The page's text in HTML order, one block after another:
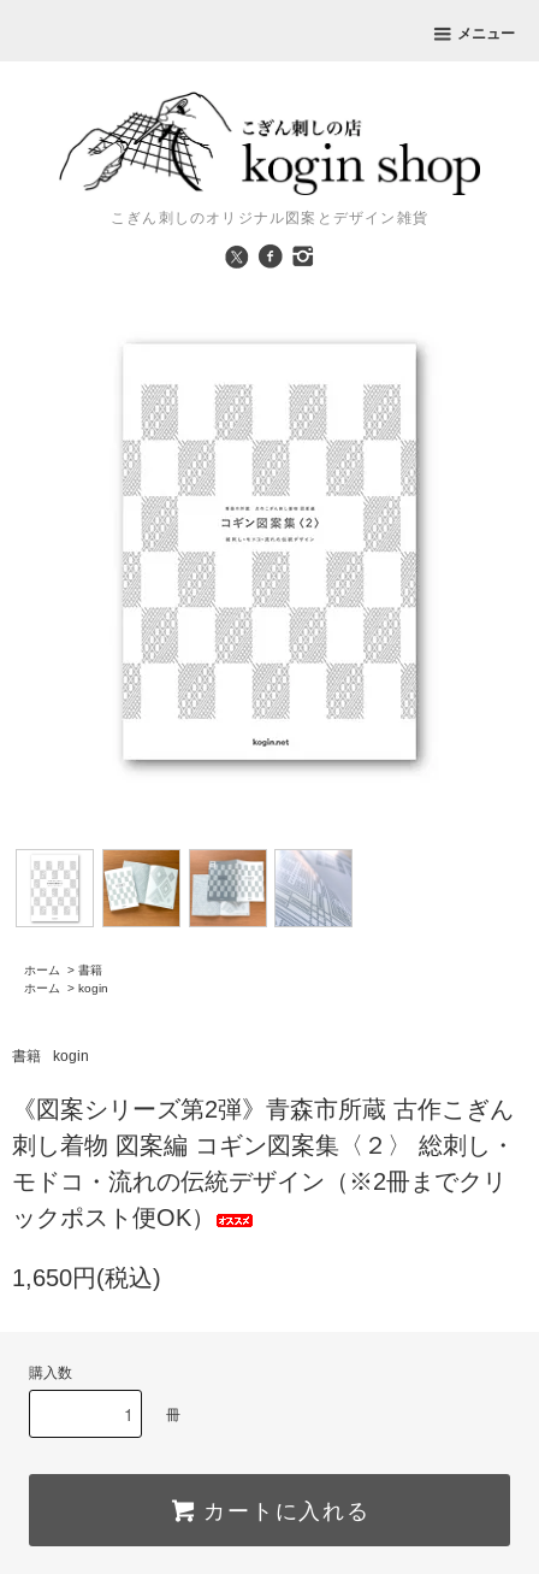
メニュー
こぎん刺しのオリジナル図案とデザイン雑貨
ホーム > 書籍
ホーム
> kogin
書籍 kogin
《図案シリーズ第2弾》青森市所蔵 古作こぎん
刺し着物 図案編 コギン図案集〈２〉 総刺し・
モドコ・流れの伝統デザイン（※2冊までクリ
ックポスト便OK）
1,650円(税込)
購入数
冊
カートに入れる